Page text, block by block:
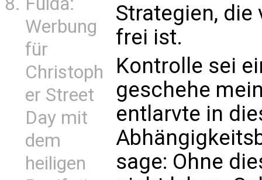
Werbung
für
Christoph
er Street
Day mit
dem
heiligen
Strategien,
frei ist.
Kontrolle sei
geschehe
entlarvte in
sage: Ohne